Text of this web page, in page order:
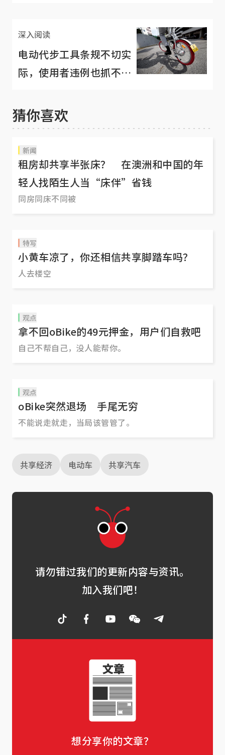
深入阅读
电动代步工具条规不切实
际，使用者违例也抓不
猜你喜欢
新闻
租房却共享半张床？ 在澳洲和中国的年
轻人找陌生人当“床伴”省钱
同房同床不同被
特写
小黄车凉了，你还相信共享脚踏车吗？
人去楼空
观点
拿不回oBike的49元押金，用户们自救吧
自己不帮自己，没人能帮你。
观点
oBike突然退场 手尾无穷
不能说走就走，当局该管管了。
共享经济 电动车 共享汽车
请勿错过我们的更新内容与资讯。
加入我们吧！
想分享你的文章？